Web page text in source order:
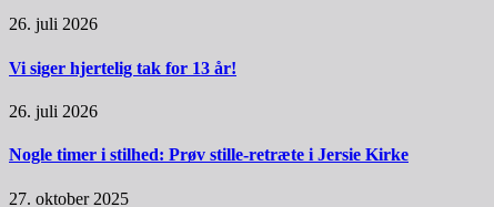
26. juli 2026
Vi siger hjertelig tak for 13 år!
26. juli 2026
Nogle timer i stilhed: Prøv stille-retræte i Jersie Kirke
27. oktober 2025